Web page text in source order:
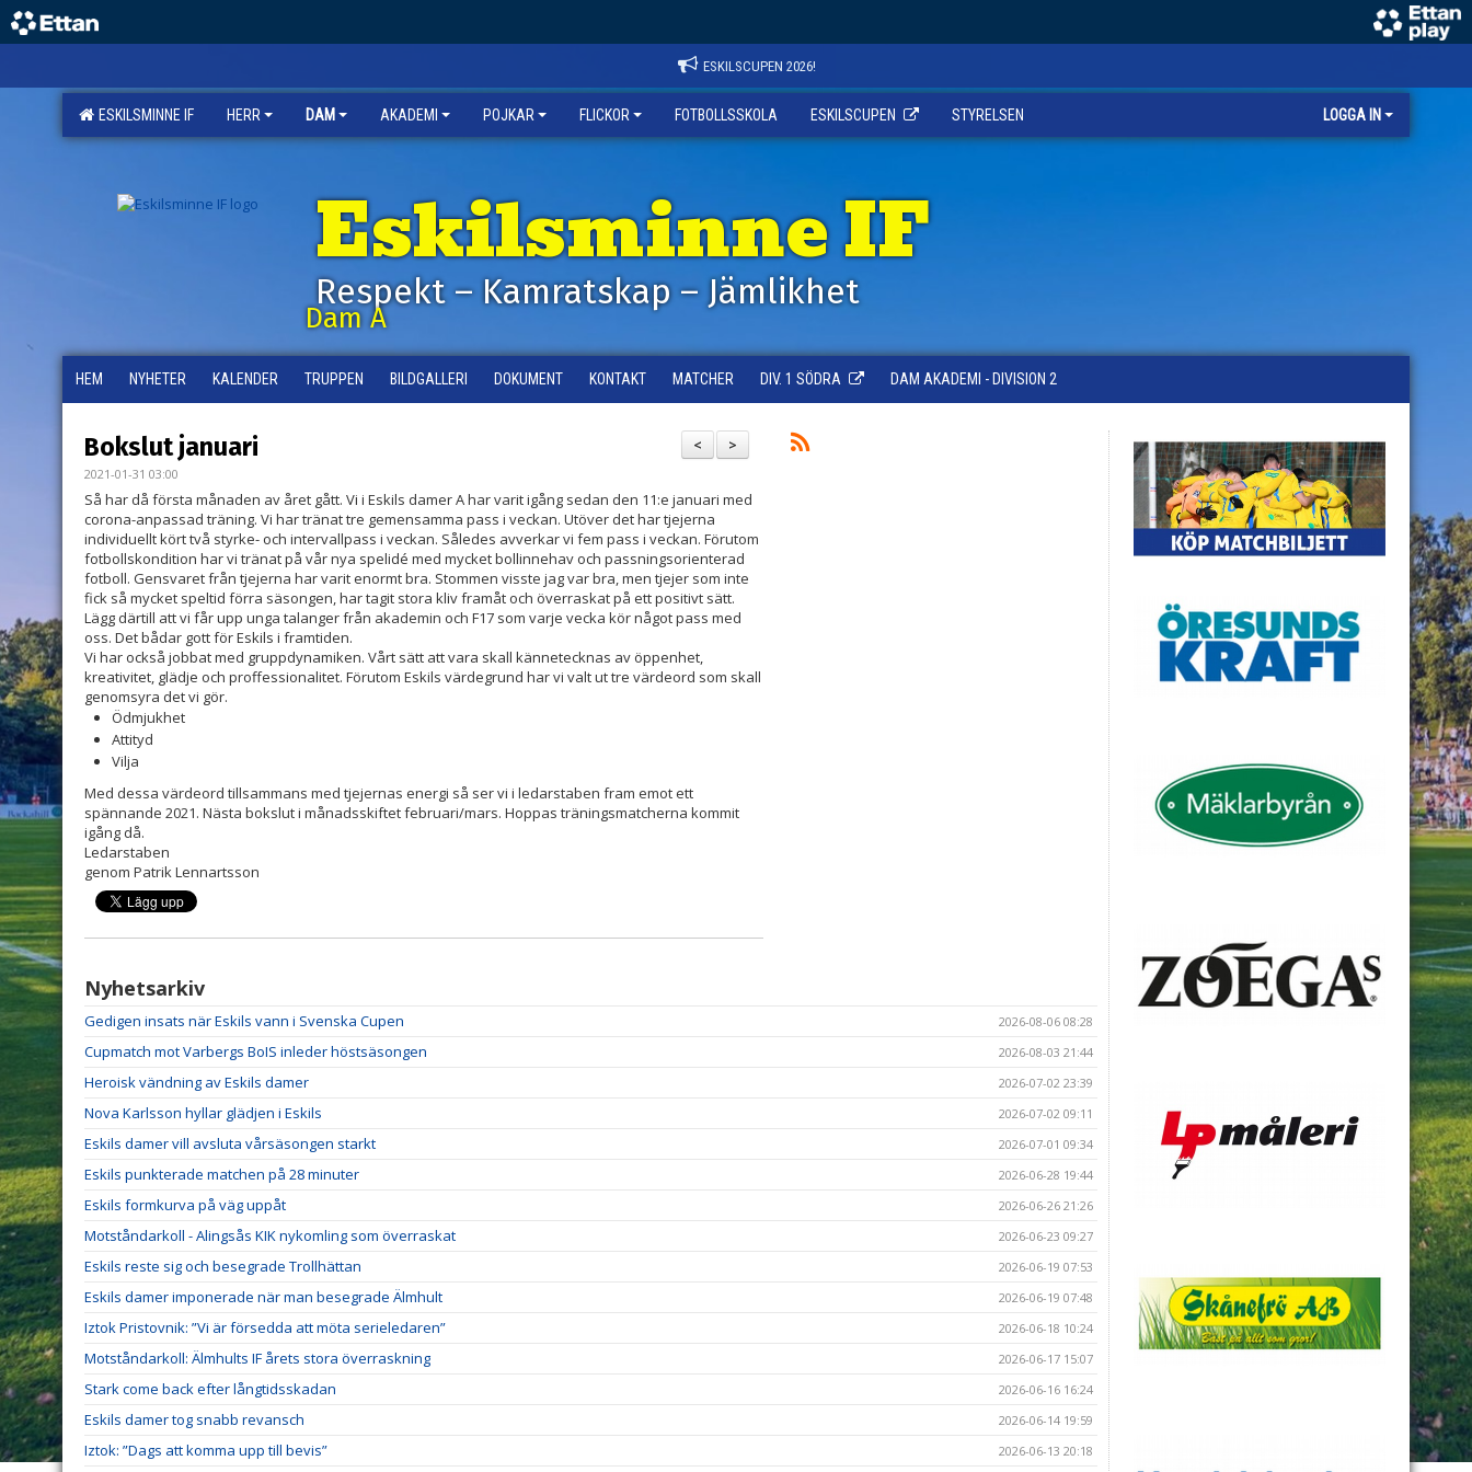
ESKILSCUPEN 2026!
ESKILSMINNE IF HERR DAM AKADEMI POJKAR FLICKOR FOTBOLLSSKOLA ESKILSCUPEN STYRELSEN LOGGA IN
Eskilsminne IF
Respekt – Kamratskap – Jämlikhet
Dam A
HEM NYHETER KALENDER TRUPPEN BILDGALLERI DOKUMENT KONTAKT MATCHER DIV. 1 SÖDRA DAM AKADEMI - DIVISION 2
>
<
Bokslut januari
2021-01-31 03:00
Så har då första månaden av året gått. Vi i Eskils damer A har varit igång sedan den 11:e januari med
corona-anpassad träning. Vi har tränat tre gemensamma pass i veckan. Utöver det har tjejerna
individuellt kört två styrke- och intervallpass i veckan. Således avverkar vi fem pass i veckan. Förutom
fotbollskondition har vi tränat på vår nya spelidé med mycket bollinnehav och passningsorienterad
fotboll. Gensvaret från tjejerna har varit enormt bra. Stommen visste jag var bra, men tjejer som inte
fick så mycket speltid förra säsongen, har tagit stora kliv framåt och överraskat på ett positivt sätt.
Lägg därtill att vi får upp unga talanger från akademin och F17 som varje vecka kör något pass med
oss. Det bådar gott för Eskils i framtiden.
Vi har också jobbat med gruppdynamiken. Vårt sätt att vara skall kännetecknas av öppenhet,
kreativitet, glädje och proffessionalitet. Förutom Eskils värdegrund har vi valt ut tre värdeord som skall
genomsyra det vi gör.
Ödmjukhet
Attityd
Vilja
Med dessa värdeord tillsammans med tjejernas energi så ser vi i ledarstaben fram emot ett
spännande 2021. Nästa bokslut i månadsskiftet februari/mars. Hoppas träningsmatcherna kommit
igång då.
Ledarstaben
genom Patrik Lennartsson
Nyhetsarkiv
Gedigen insats när Eskils vann i Svenska Cupen 2026-08-06 08:28
Cupmatch mot Varbergs BoIS inleder höstsäsongen 2026-08-03 21:44
Heroisk vändning av Eskils damer 2026-07-02 23:39
Nova Karlsson hyllar glädjen i Eskils 2026-07-02 09:11
Eskils damer vill avsluta vårsäsongen starkt 2026-07-01 09:34
Eskils punkterade matchen på 28 minuter 2026-06-28 19:44
Eskils formkurva på väg uppåt 2026-06-26 21:26
Motståndarkoll - Alingsås KIK nykomling som överraskat 2026-06-23 09:27
Eskils reste sig och besegrade Trollhättan 2026-06-19 07:53
Eskils damer imponerade när man besegrade Älmhult 2026-06-19 07:48
Iztok Pristovnik: ”Vi är försedda att möta serieledaren” 2026-06-18 10:24
Motståndarkoll: Älmhults IF årets stora överraskning 2026-06-17 15:07
Stark come back efter långtidsskadan 2026-06-16 16:24
Eskils damer tog snabb revansch 2026-06-14 19:59
Iztok: ”Dags att komma upp till bevis” 2026-06-13 20:18